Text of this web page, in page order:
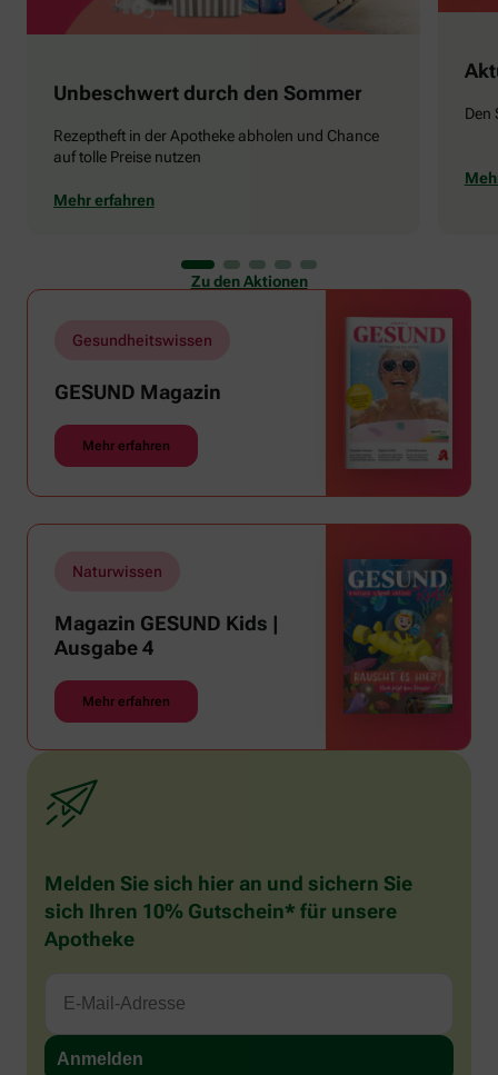
Unbeschwert durch den Sommer
Rezeptheft in der Apotheke abholen und Chance
auf tolle Preise nutzen
Mehr erfahren
Den
Zu den Aktionen
Gesundheitswissen
GESUND Magazin
Mehr erfahren
Naturwissen
Magazin GESUND Kids |
Ausgabe 4
Mehr erfahren
Melden Sie sich hier an und sichern Sie
sich Ihren 10% Gutschein* für unsere
Apotheke